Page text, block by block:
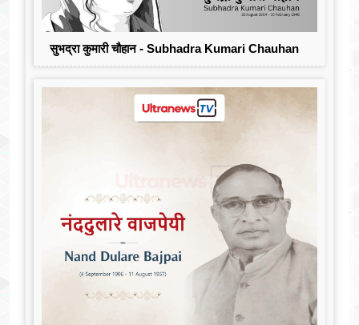
सुभद्रा कुमारी चौहान - Subhadra Kumari Chauhan